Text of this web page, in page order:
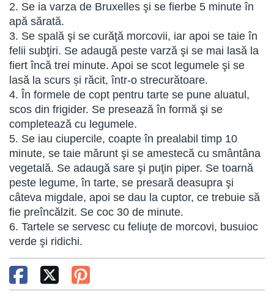
2. Se ia varza de Bruxelles şi se fierbe 5 minute în
apă sărată.
3. Se spală şi se curăţă morcovii, iar apoi se taie în
felii subţiri. Se adaugă peste varză şi se mai lasă la
fiert încă trei minute. Apoi se scot legumele şi se
lasă la scurs și răcit, într-o strecurătoare.
4. În formele de copt pentru tarte se pune aluatul,
scos din frigider. Se presează în formă şi se
completează cu legumele.
5. Se iau ciupercile, coapte în prealabil timp 10
minute, se taie mărunt şi se amestecă cu smântâna
vegetală. Se adaugă sare şi puţin piper. Se toarnă
peste legume, în tarte, se presară deasupra şi
câteva migdale, apoi se dau la cuptor, ce trebuie să
fie preîncălzit. Se coc 30 de minute.
6. Tartele se servesc cu feliuţe de morcovi, busuioc
verde şi ridichi.